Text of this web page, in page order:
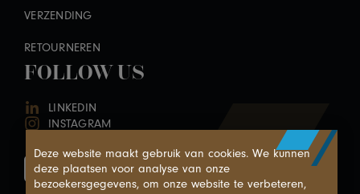
Deze website maakt gebruik van cookies. We kunnen
deze plaatsen voor analyse van onze
bezoekersgegevens, om onze website te verbeteren,
VERZENDING
RETOURNEREN
FOLLOW US
LINKEDIN
INSTAGRAM